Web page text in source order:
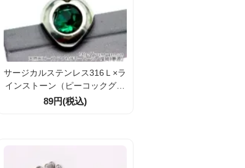
サージカルステンレス316Ｌ×ラ
インストーン（ピーコックグリ
ーン）ハート型トップチャーム
89円(税込)